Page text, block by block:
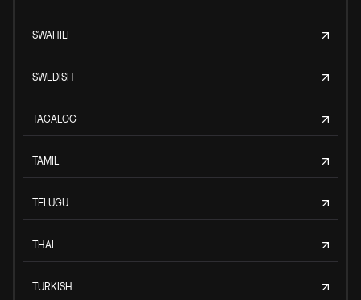
SWAHILI
SWEDISH
TAGALOG
TAMIL
TELUGU
THAI
TURKISH